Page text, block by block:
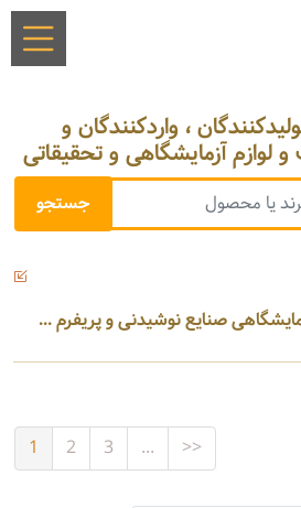
، واردکنندگان و
لوازم آزمایشگاهی و تحقیقاتی
1 2 3 ... >>